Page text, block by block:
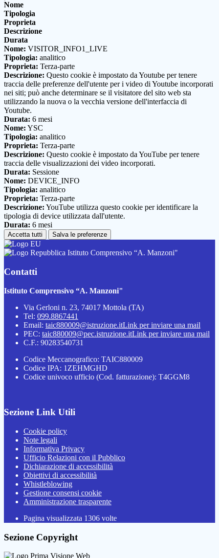
Nome
Tipologia
Proprieta
Descrizione
Durata
Nome: VISITOR_INFO1_LIVE
Tipologia: analitico
Proprieta: Terza-parte
Descrizione: Questo cookie è impostato da Youtube per tenere
traccia delle preferenze dell'utente per i video di Youtube incorporati
nei siti; può anche determinare se il visitatore del sito web sta
utilizzando la nuova o la vecchia versione dell'interfaccia di
Youtube.
Durata: 6 mesi
Nome: YSC
Tipologia: analitico
Proprieta: Terza-parte
Descrizione: Questo cookie è impostato da YouTube per tenere
traccia delle visualizzazioni dei video incorporati.
Durata: Sessione
Nome: DEVICE_INFO
Tipologia: analitico
Proprieta: Terza-parte
Descrizione: YouTube utilizza questo cookie per identificare la
tipologia di device utilizzata dall'utente.
Durata: 6 mesi
Accetta tutti Salva le preferenze
Istituto Comprensivo “A. Manzoni"
Contatti
Istituto Comprensivo “A. Manzoni"
Via Gerloni n. 23, 74017 Mottola (TA)
Tel: 099.8867441
Email: taic880009@istruzione.itLink per inviare una mail
PEC: taic880009@pec.istruzione.itLink per inviare una mail
C.F.: 90283540731
Codice Meccanografico: TAIC880009
Codice IPA: 1ZEHMGHD
Codice univoco ufficio (Cod. fatturazione): T4GGM8
Sezione Link Utili
Cookie policy
Note legali
Informativa Privacy
Ufficio Relazioni con il Pubblico
Dichiarazione di accessibilità
Obiettivi di accessibilità
Whistleblowing
Gestione consensi cookie
Amministrazione trasparente
Pagina visualizzata 1306 volte
Sezione Copyright